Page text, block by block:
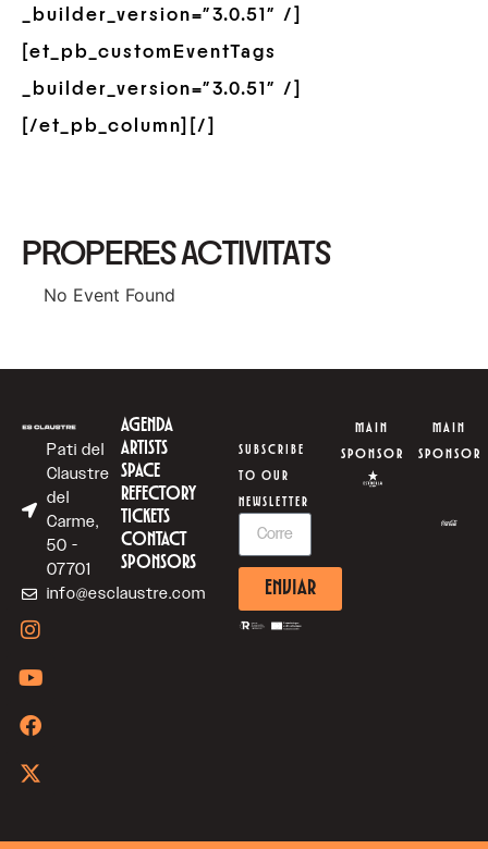
_builder_version=”3.0.51″ /]
[et_pb_customEventTags
_builder_version=”3.0.51″ /]
[/et_pb_column][/]
PROPERES ACTIVITATS
No Event Found
Pati del
Claustre
del
Carme,
50 -
07701
info@esclaustre.com
AGENDA
ARTISTS
SPACE
REFECTORY
TICKETS
CONTACT
SPONSORS
SUBSCRIBE
TO OUR
NEWSLETTER
ENVIAR
MAIN
SPONSOR
MAIN
SPONSOR